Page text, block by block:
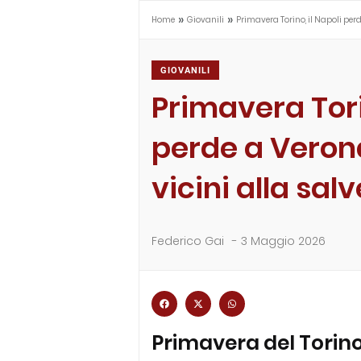
Home » Giovanili » Primavera Torino, il Napoli
GIOVANILI
Primavera
perde a
vicini alla
Federico Gai - 3 Maggio 2026
Primavera del